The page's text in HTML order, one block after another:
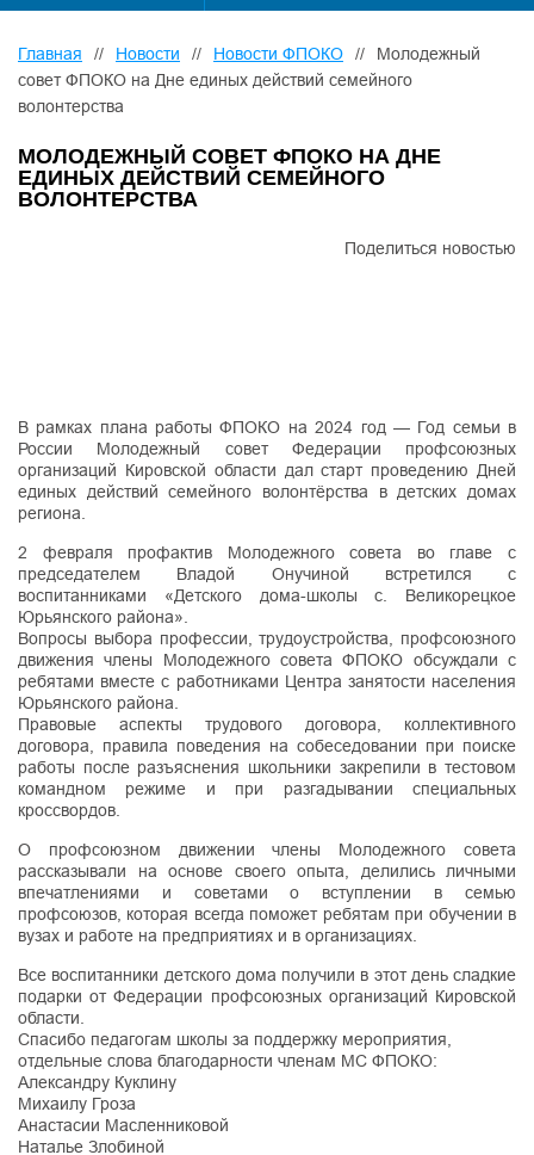
Главная // Новости // Новости ФПОКО //
Молодежный
совет ФПОКО на Дне единых действий семейного
волонтерства
МОЛОДЕЖНЫЙ СОВЕТ ФПОКО НА ДНЕ
ЕДИНЫХ ДЕЙСТВИЙ СЕМЕЙНОГО
ВОЛОНТЕРСТВА
Поделиться новостью
В рамках плана работы ФПОКО на 2024 год — Год семьи в
России Молодежный совет Федерации профсоюзных
организаций Кировской области дал старт проведению Дней
единых действий семейного волонтёрства в детских домах
региона.
2 февраля профактив Молодежного совета во главе с
председателем Владой Онучиной встретился с
воспитанниками «Детского дома-школы с. Великорецкое
Юрьянского района».
Вопросы выбора профессии, трудоустройства, профсоюзного
движения члены Молодежного совета ФПОКО обсуждали с
ребятами вместе с работниками Центра занятости населения
Юрьянского района.
Правовые аспекты трудового договора, коллективного
договора, правила поведения на собеседовании при поиске
работы после разъяснения школьники закрепили в тестовом
командном режиме и при разгадывании специальных
кроссвордов.
О профсоюзном движении члены Молодежного совета
рассказывали на основе своего опыта, делились личными
впечатлениями и советами о вступлении в семью
профсоюзов, которая всегда поможет ребятам при обучении в
вузах и работе на предприятиях и в организациях.
Все воспитанники детского дома получили в этот день сладкие
подарки от Федерации профсоюзных организаций Кировской
области.
Спасибо педагогам школы за поддержку мероприятия,
отдельные слова благодарности членам МС ФПОКО:
Александру Куклину
Михаилу Гроза
Анастасии Масленниковой
Наталье Злобиной